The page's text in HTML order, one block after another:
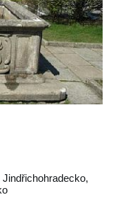
Jindřichohradecko,